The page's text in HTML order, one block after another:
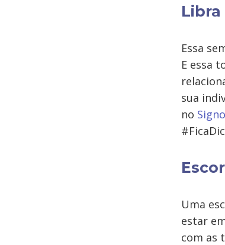
Libra
Essa
E essa
sua
no
Uma
estar
com as